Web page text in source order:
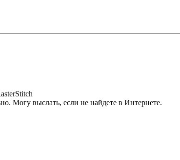
Могу выслать, если не найдете в Интернете.